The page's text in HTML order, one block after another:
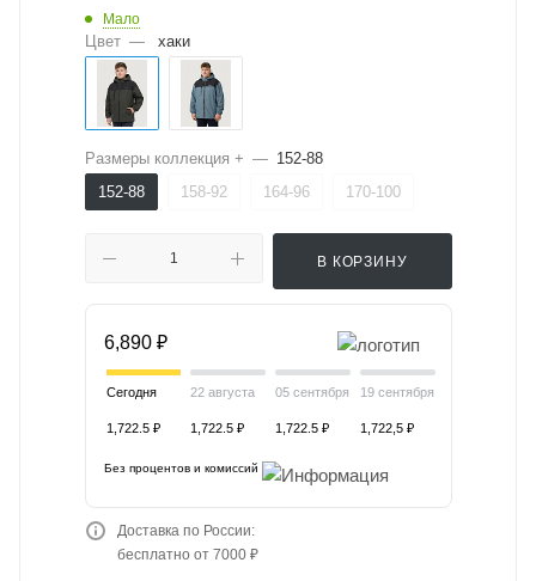
Мало
Цвет — хаки
Размеры коллекция + — 152-88
152-88
158-92 164-96 170-100
В КОРЗИНУ
6,890 ₽
Сегодня
1,722.5 ₽
22 августа
1,722.5 ₽
05 сентября
1,722.5 ₽
19 сентября
1,722,5 ₽
Без процентов и комиссий
Доставка по России:
бесплатно от 7000 ₽